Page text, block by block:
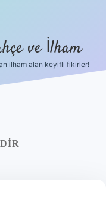
ve İlham
ilham alan keyifli fikirler!